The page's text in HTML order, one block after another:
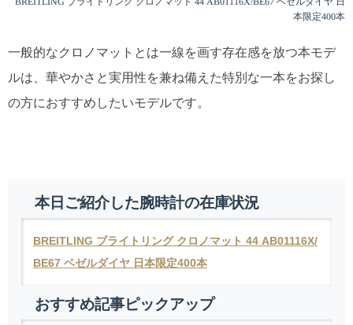
本限定400本
一般的なクロノマットとは一線を画す存在感を放つ本モデ
ルは、華やかさと実用性を兼ね備えた特別な一本をお探し
の方におすすめしたいモデルです。
本日ご紹介した腕時計の在庫状況
BREITLING ブライトリング クロノマット 44 AB01116X/
BE67 ベゼルダイヤ 日本限定400本
おすすめ記事ピックアップ